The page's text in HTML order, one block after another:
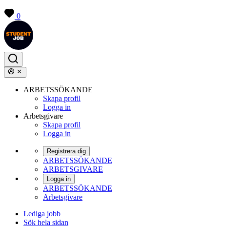
0
ARBETSSÖKANDE
Skapa profil
Logga in
Arbetsgivare
Skapa profil
Logga in
Registrera dig
ARBETSSÖKANDE
ARBETSGIVARE
Logga in
ARBETSSÖKANDE
Arbetsgivare
Lediga jobb
Sök hela sidan